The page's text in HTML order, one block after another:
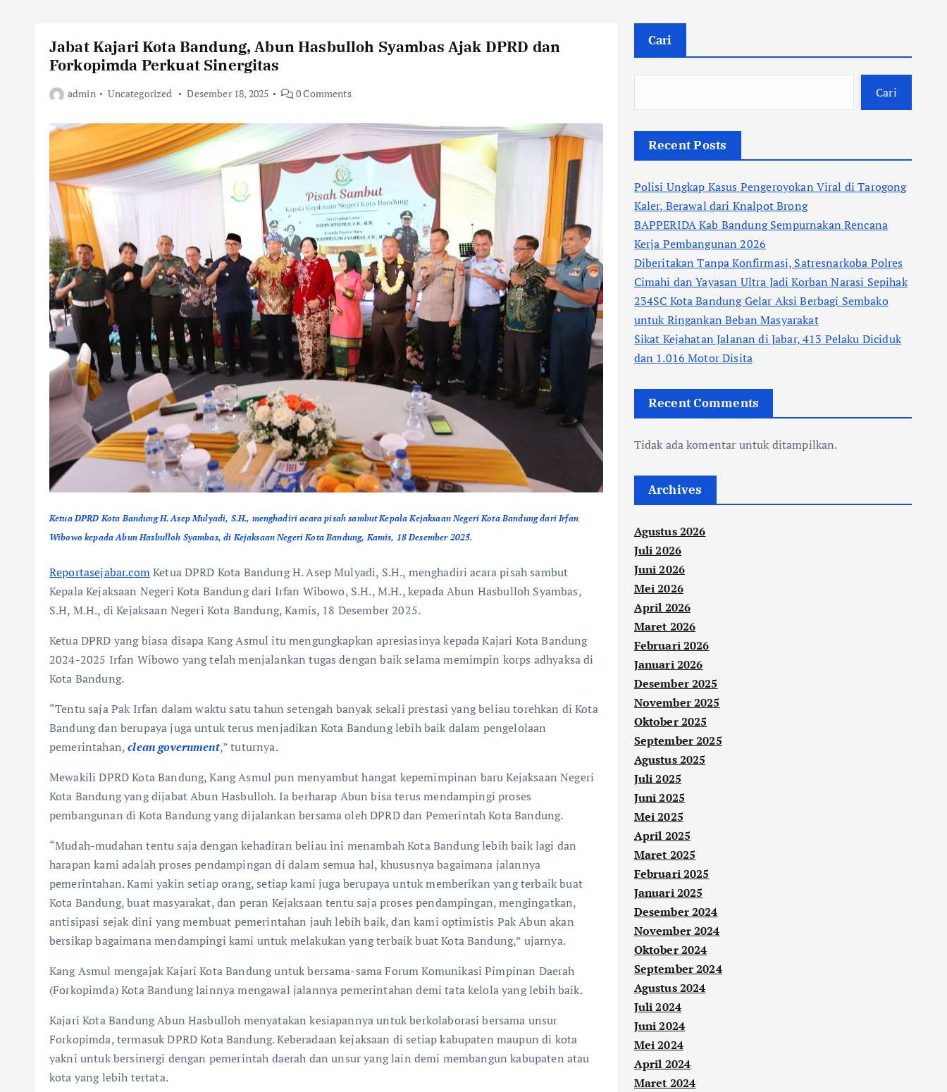
Jabat Kajari Kota Bandung, Abun Hasbulloh Syambas Ajak DPRD dan
Forkopimda Perkuat Sinergitas
admin Uncategorized Desember 18, 2025 0 Comments
Ketua DPRD Kota Bandung H. Asep Mulyadi, S.H., menghadiri acara pisah sambut Kepala Kejaksaan Negeri Kota Bandung dari Irfan
Wibowo kepada Abun Hasbulloh Syambas, di Kejaksaan Negeri Kota Bandung, Kamis, 18 Desember 2025.
Reportasejabar.comKetua DPRD Kota Bandung H. Asep Mulyadi, S.H., menghadiri acara pisah sambut
Kepala Kejaksaan Negeri Kota Bandung dari Irfan Wibowo, S.H., M.H., kepada Abun Hasbulloh Syambas,
S.H, M.H., di Kejaksaan Negeri Kota Bandung, Kamis, 18 Desember 2025.
Ketua DPRD yang biasa disapa Kang Asmul itu mengungkapkan apresiasinya kepada Kajari Kota Bandung
2024-2025 Irfan Wibowo yang telah menjalankan tugas dengan baik selama memimpin korps adhyaksa di
Kota Bandung.
“Tentu saja Pak Irfan dalam waktu satu tahun setengah banyak sekali prestasi yang beliau torehkan di Kota
Bandung dan berupaya juga untuk terus menjadikan Kota Bandung lebih baik dalam pengelolaan
pemerintahan,clean government,” tuturnya.
Mewakili DPRD Kota Bandung, Kang Asmul pun menyambut hangat kepemimpinan baru Kejaksaan Negeri
Kota Bandung yang dijabat Abun Hasbulloh. Ia berharap Abun bisa terus mendampingi proses
pembangunan di Kota Bandung yang dijalankan bersama oleh DPRD dan Pemerintah Kota Bandung.
“Mudah-mudahan tentu saja dengan kehadiran beliau ini menambah Kota Bandung lebih baik lagi dan
harapan kami adalah proses pendampingan di dalam semua hal, khususnya bagaimana jalannya
pemerintahan. Kami yakin setiap orang, setiap kami juga berupaya untuk memberikan yang terbaik buat
Kota Bandung, buat masyarakat, dan peran Kejaksaan tentu saja proses pendampingan, mengingatkan,
antisipasi sejak dini yang membuat pemerintahan jauh lebih baik, dan kami optimistis Pak Abun akan
bersikap bagaimana mendampingi kami untuk melakukan yang terbaik buat Kota Bandung,” ujarnya.
Kang Asmul mengajak Kajari Kota Bandung untuk bersama-sama Forum Komunikasi Pimpinan Daerah
(Forkopimda) Kota Bandung lainnya mengawal jalannya pemerintahan demi tata kelola yang lebih baik.
Kajari Kota Bandung Abun Hasbulloh menyatakan kesiapannya untuk berkolaborasi bersama unsur
Forkopimda, termasuk DPRD Kota Bandung. Keberadaan kejaksaan di setiap kabupaten maupun di kota
yakni untuk bersinergi dengan pemerintah daerah dan unsur yang lain demi membangun kabupaten atau
kota yang lebih tertata.
Cari
Cari
Recent Posts
Polisi Ungkap Kasus Pengeroyokan Viral di Tarogong
Kaler, Berawal dari Knalpot Brong
BAPPERIDA Kab Bandung Sempurnakan Rencana
Kerja Pembangunan 2026
Diberitakan Tanpa Konfirmasi, Satresnarkoba Polres
Cimahi dan Yayasan Ultra Jadi Korban Narasi Sepihak
234SC Kota Bandung Gelar Aksi Berbagi Sembako
untuk Ringankan Beban Masyarakat
Sikat Kejahatan Jalanan di Jabar, 413 Pelaku Diciduk
dan 1.016 Motor Disita
Recent Comments
Tidak ada komentar untuk ditampilkan.
Archives
Agustus 2026
Juli 2026
Juni 2026
Mei 2026
April 2026
Maret 2026
Februari 2026
Januari 2026
Desember 2025
November 2025
Oktober 2025
September 2025
Agustus 2025
Juli 2025
Juni 2025
Mei 2025
April 2025
Maret 2025
Februari 2025
Januari 2025
Desember 2024
November 2024
Oktober 2024
September 2024
Agustus 2024
Juli 2024
Juni 2024
Mei 2024
April 2024
Maret 2024